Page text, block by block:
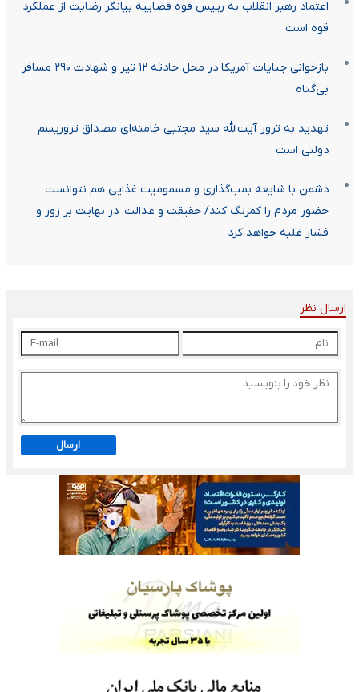
اعتماد رهبر انقلاب به رییس قوه قضاییه بیانگر رضایت از عملکرد
قوه است
بازخوانی جنایات آمریکا در محل حادثه ۱۲ تیر و شهادت ۲۹۰ مسافر
بی‌گناه
تهدید به ترور آیت‌الله سید مجتبی خامنه‌ای مصداق تروریسم
دولتی است
دشمن با شایعه بمب‌گذاری و مسمومیت غذایی هم نتوانست
حضور مردم را کمرنگ کند/ حقیقت و عدالت، در نهایت بر زور و
فشار غلبه خواهد کرد
ارسال نظر
ارسال